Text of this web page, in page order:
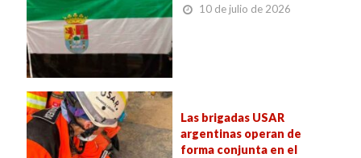
10 de julio de 2026
Las brigadas USAR
argentinas operan de
forma conjunta en el